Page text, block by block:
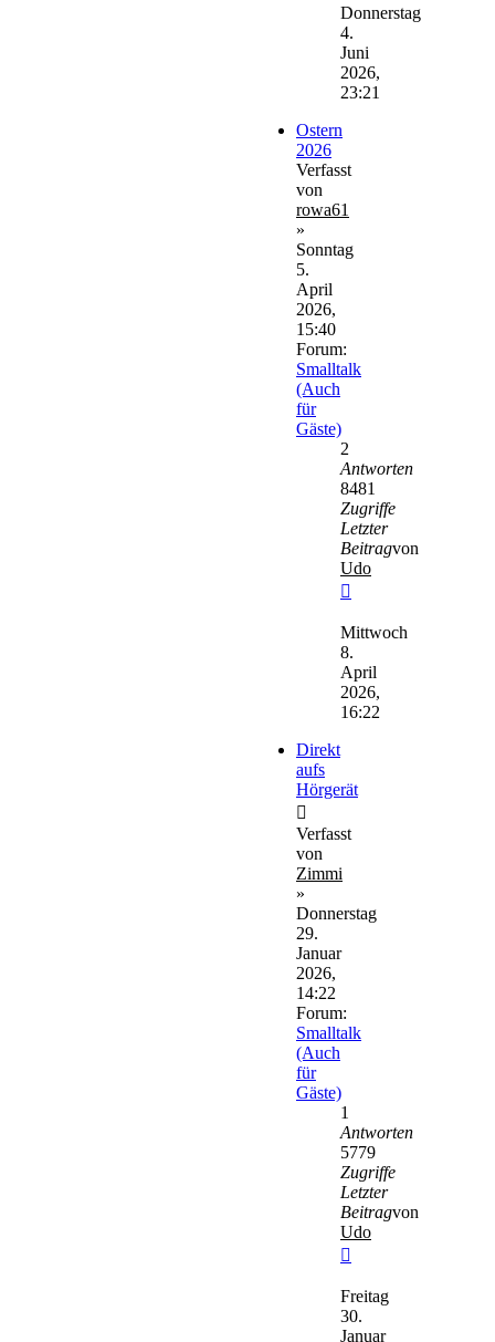
Beitrag
Donnerstag
4.
Juni
2026,
23:21
Ostern
2026
Verfasst
von
rowa61
»
Sonntag
5.
April
2026,
15:40
Forum:
Smalltalk
(Auch
für
Gäste)
2
Antworten
8481
Zugriffe
Letzter
Beitragvon
Udo
Beitrag
Mittwoch
8.
April
2026,
16:22
Direkt
aufs
Hörgerät
Verfasst
von
Zimmi
»
Donnerstag
29.
Januar
2026,
14:22
Forum:
Smalltalk
(Auch
für
Gäste)
1
Antworten
5779
Zugriffe
Letzter
Beitragvon
Udo
Beitrag
Freitag
30.
Januar